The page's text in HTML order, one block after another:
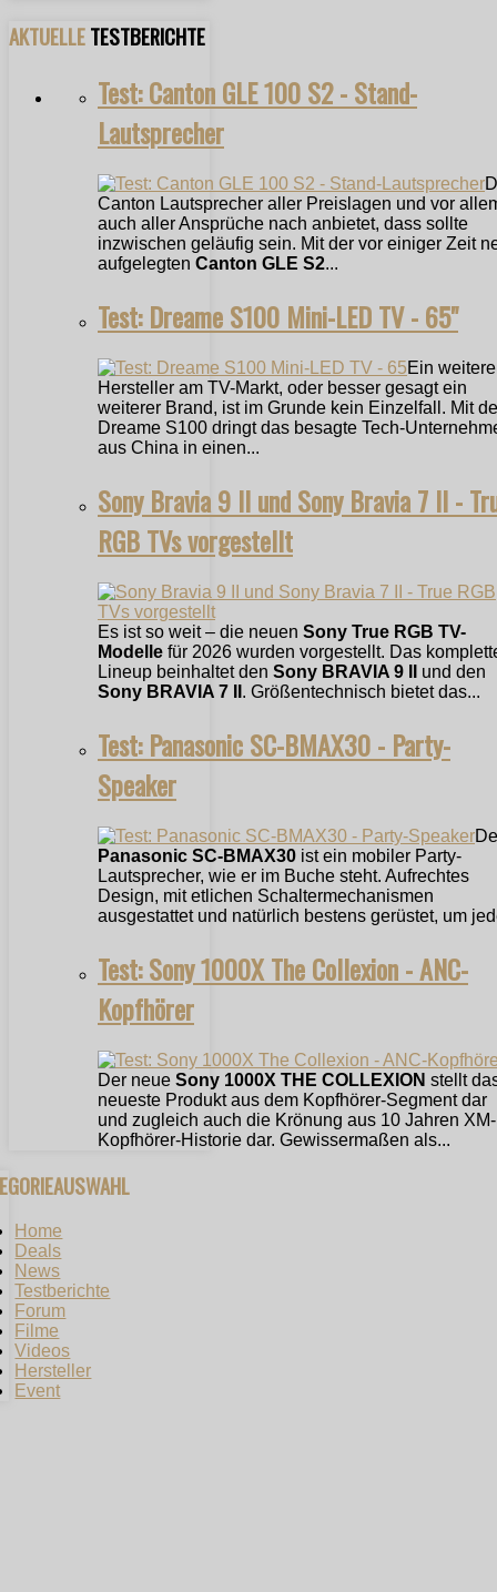
AKTUELLETESTBERICHTE
Test: Canton GLE 100 S2 - Stand-
Lautsprecher
Canton Lautsprecher aller Preislagen und vor
auch aller Ansprüche nach anbietet, dass sollte
inzwischen geläufig sein. Mit der vor einiger Zeit
aufgelegten Canton GLE S2...
Test: Dreame S100 Mini-LED TV - 65"
Ein
Hersteller am TV-Markt, oder besser gesagt ein
weiterer Brand, ist im Grunde kein Einzelfall. Mit
Dreame S100 dringt das besagte Tech-
aus China in einen...
Sony Bravia 9 II und Sony Bravia 7 II -
RGB TVs vorgestellt
Es ist so weit – die neuen Sony True RGB TV-
Modelle für 2026 wurden vorgestellt. Das
Lineup beinhaltet den Sony BRAVIA 9 II
und den
Sony BRAVIA 7 II . Größentechnisch bietet das...
Test: Panasonic SC-BMAX30 - Party-
Speaker
Panasonic SC-BMAX30 ist ein mobiler Party-
Lautsprecher, wie er im Buche steht. Aufrechtes
Design, mit etlichen Schaltermechanismen
ausgestattet und natürlich bestens gerüstet, um
Test: Sony 1000X The Collexion - ANC-
Kopfhörer
Der neue Sony 1000X THE COLLEXION stellt
neueste Produkt aus dem Kopfhörer-Segment dar
und zugleich auch die Krönung aus 10 Jahren XM-
Kopfhörer-Historie dar. Gewissermaßen als...
Home
Deals
News
Testberichte
Forum
Filme
Videos
Hersteller
Event